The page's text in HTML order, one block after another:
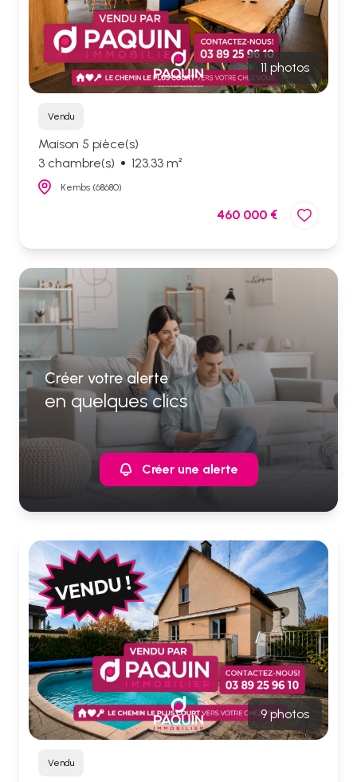
11 photos
Vendu
Maison 5 pièce(s)
3 chambre(s)
123.33 m²
Kembs (68680)
460 000 €
Créer votre alerte
en quelques clics
Créer une alerte
9 photos
Vendu